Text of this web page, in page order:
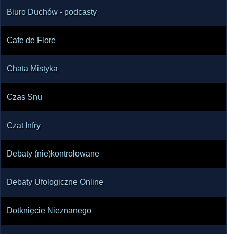
Biuro Duchów - podcasty
Cafe de Flore
Chata Mistyka
Czas Snu
Czat Infry
Debaty (nie)kontrolowane
Debaty Ufologiczne Online
Dotknięcie Nieznanego